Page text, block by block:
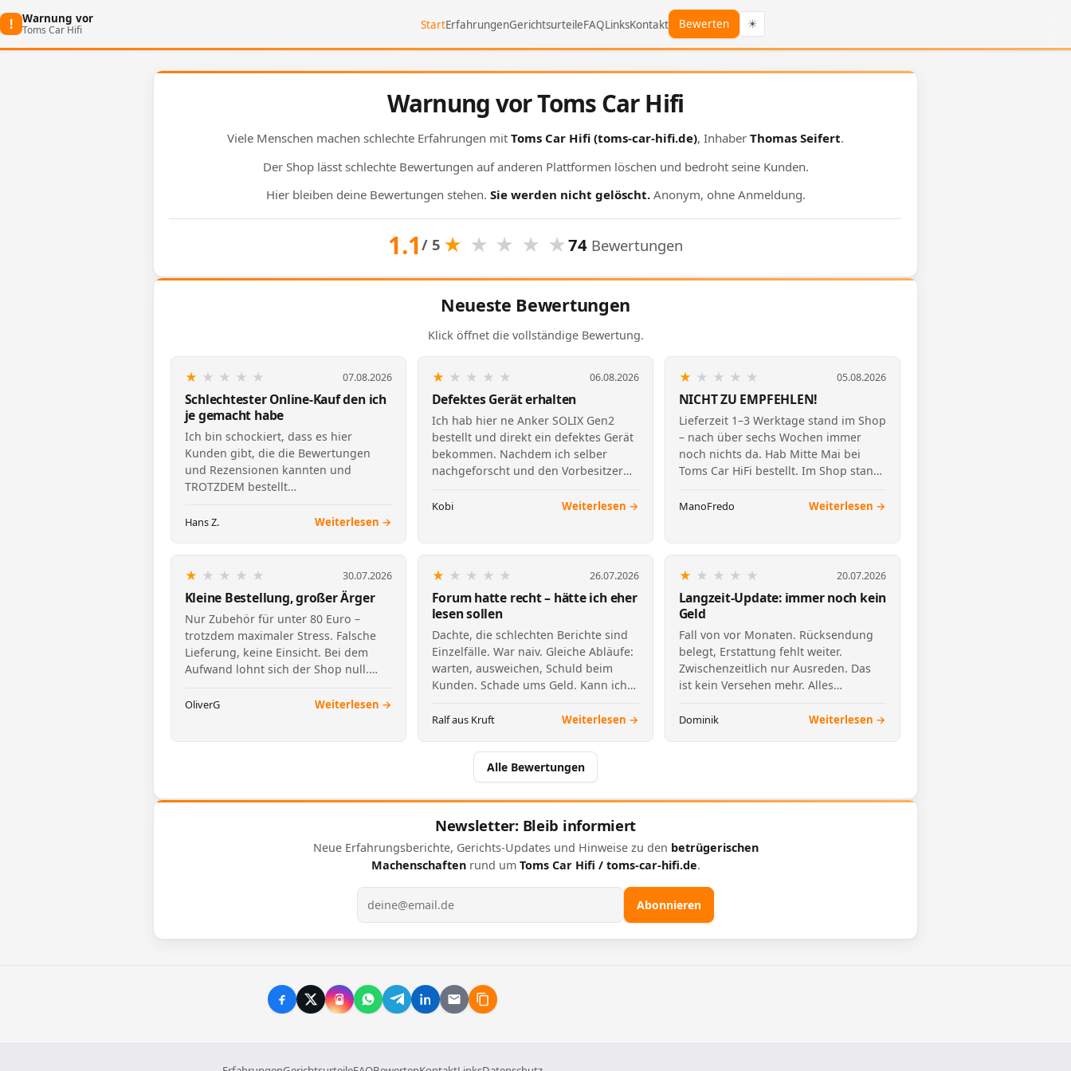
! Warnung vor
Toms Car Hifi StartErfahrungenGerichtsurteileFAQLinksKontakt Bewerten ☀
Warnung vor Toms Car Hifi
Viele Menschen machen schlechte Erfahrungen mit Toms Car Hifi (toms-car-hifi.de), Inhaber Thomas Seifert.
Der Shop lässt schlechte Bewertungen auf anderen Plattformen löschen und bedroht seine Kunden.
Hier bleiben deine Bewertungen stehen. Sie werden nicht gelöscht.Anonym, ohne Anmeldung.
1.1/ 5 ★ ★ ★ ★ ★74Bewertungen
Neueste Bewertungen
Klick öffnet die vollständige Bewertung.
★ ★ ★ ★ ★ 07.08.2026
Schlechtester Online-Kauf den ich
je gemacht habe
Ich bin schockiert, dass es hier
Kunden gibt, die die Bewertungen
und Rezensionen kannten und
TROTZDEM bestellt
leider ande…
Hans Z. Weiterlesen →
★ ★ ★ ★ ★ 06.08.2026
Defektes Gerät erhalten
Ich hab hier ne Anker SOLIX Gen2
bestellt und direkt ein defektes Gerät
bekommen. Nachdem ich selber
nachgeforscht und den Vorbesitzer
Kobi Weiterlesen →
★ ★ ★ ★ ★ 05.08.2026
NICHT ZU EMPFEHLEN!
Lieferzeit 1–3 Werktage stand im Shop
– nach über sechs Wochen immer
noch nichts da. Hab Mitte Mai bei
Toms Car HiFi bestellt. Im Shop stand
ManoFredo Weiterlesen →
★ ★ ★ ★ ★ 30.07.2026
Kleine Bestellung, großer Ärger
Nur Zubehör für unter 80 Euro –
trotzdem maximaler Stress. Falsche
Lieferung, keine Einsicht. Bei dem
Aufwand lohnt sich der Shop null.
OliverG Weiterlesen →
★ ★ ★ ★ ★ 26.07.2026
Forum hatte recht – hätte ich eher
lesen sollen
Dachte, die schlechten Berichte sind
Einzelfälle. War naiv. Gleiche Abläufe:
warten, ausweichen, Schuld beim
Kunden. Schade ums Geld. Kann ich
Ralf aus Kruft Weiterlesen →
★ ★ ★ ★ ★ 20.07.2026
Langzeit-Update: immer noch kein
Geld
Fall von vor Monaten. Rücksendung
belegt, Erstattung fehlt weiter.
Zwischenzeitlich nur Ausreden. Das
ist kein Versehen mehr. Alles
Dominik Weiterlesen →
Alle Bewertungen
Newsletter: Bleib informiert
Neue Erfahrungsberichte, Gerichts-Updates und Hinweise zu den betrügerischen
Machenschaftenrund um Toms Car Hifi / toms-car-hifi.de.
Abonnieren